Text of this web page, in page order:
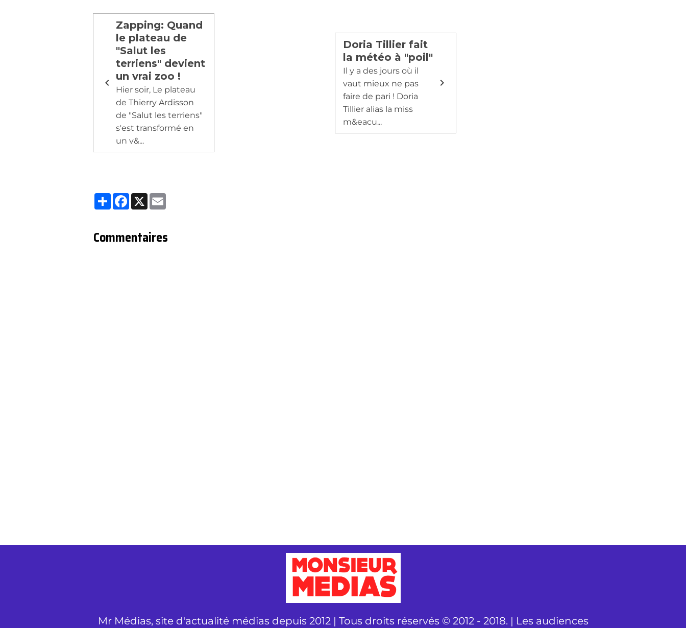
Zapping: Quand
le plateau de
"Salut les
terriens" devient
un vrai zoo !
Hier soir, Le plateau
de Thierry Ardisson
de "Salut les terriens"
s'est transformé en
un v&...
Doria Tillier fait
la météo à "poil"
Il y a des jours où il
vaut mieux ne pas
faire de pari ! Doria
Tillier alias la miss
m&eacu...
Partager
Facebook
X
Commentaires
Mr Médias, site d'actualité médias depuis 2012 | Tous droits réservés © 2012 - 2018. | Les audiences